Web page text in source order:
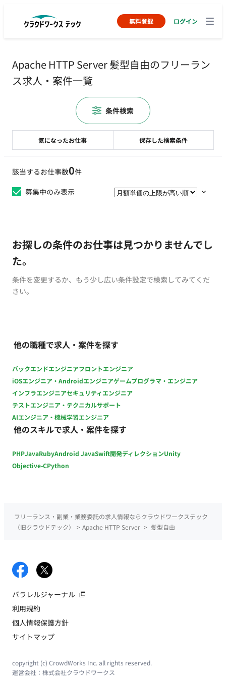
無料登録 ログイン
Apache HTTP Server 髪型自由のフリーラン
ス求人・案件一覧
該当するお仕事数0件
募集中のみ表示
お探しの条件のお仕事は見つかりませんでし
た。
条件を変更するか、もう少し広い条件設定で検索してみてくだ
さい。
他の職種で求人・案件を探す
バックエンドエンジニアフロントエンジニア
iOSエンジニア・Androidエンジニアゲームプログラマ・エンジニア
インフラエンジニアセキュリティエンジニア
テストエンジニア・テクニカルサポート
AIエンジニア・機械学習エンジニア
他のスキルで求人・案件を探す
PHPJavaRubyAndroid JavaSwift開発ディレクションUnity
Objective-CPython
気になったお仕事 保存した検索条件
条件検索
フリーランス・副業・業務委託の求人情報ならクラウドワークステック
（旧クラウドテック）
> Apache HTTP Server > 髪型自由
パラレルジャーナル
利用規約
個人情報保護方針
サイトマップ
copyright (c) CrowdWorks Inc. all rights reserved.
運営会社： 株式会社クラウドワークス